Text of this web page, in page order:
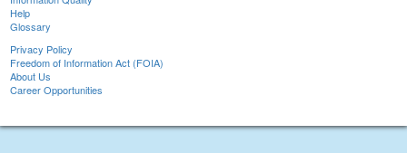
Help
Glossary
Privacy Policy
Freedom of Information Act (FOIA)
About Us
Career Opportunities